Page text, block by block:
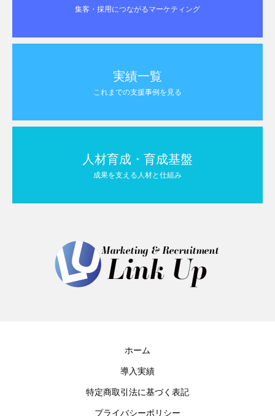
集客・採用につながるマーケティング
実績一覧
これまでの支援事例を見る
人材育成・育成基盤
成果を支える人材と仕組み
ホーム
導入実績
特定商取引法に基づく表記
プライバシーポリシー